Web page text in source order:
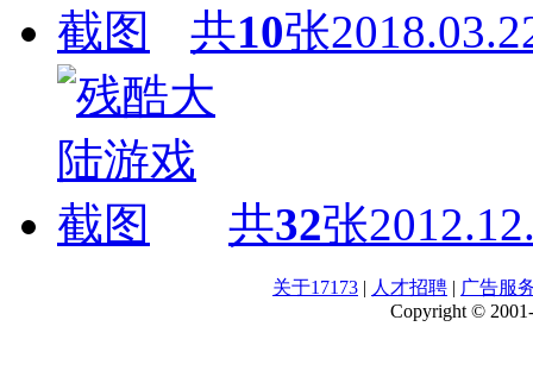
共10张
共32张
关于17173 | 人才招聘 | 广告服
Copyright ©